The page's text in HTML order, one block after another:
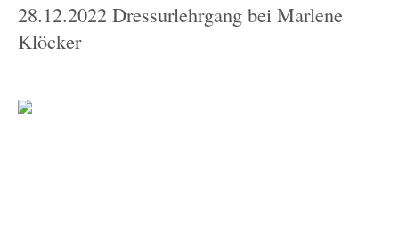
28.12.2022 Dressurlehrgang bei Marlene
Klöcker